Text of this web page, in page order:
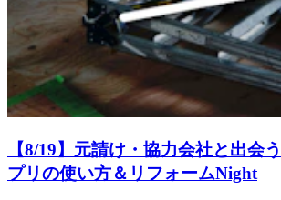
【8/19】元請け・協力会社と出会
プリの使い方＆リフォームNight